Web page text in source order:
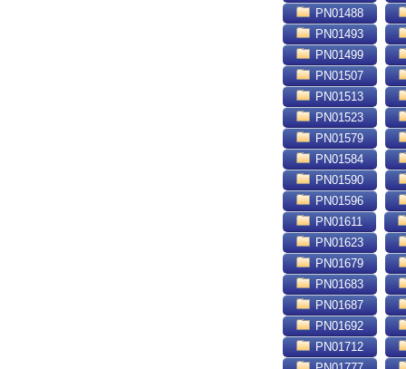
PN01488
PN01493
PN01499
PN01507
PN01513
PN01523
PN01579
PN01584
PN01590
PN01596
PN01611
PN01623
PN01679
PN01683
PN01687
PN01692
PN01712